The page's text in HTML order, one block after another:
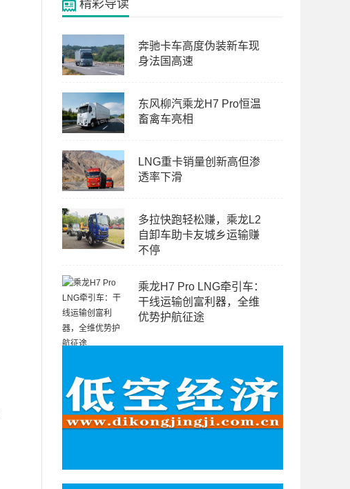
精彩导读
奔驰卡车高度伪装新车现
身法国高速
东风柳汽乘龙H7 Pro恒温
畜禽车亮相
LNG重卡销量创新高但渗
透率下滑
多拉快跑轻松赚，乘龙L2
自卸车助卡友城乡运输赚
不停
乘龙H7 Pro LNG牵引车：
干线运输创富利器，全维
优势护航征途